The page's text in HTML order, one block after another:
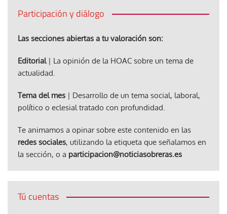
Participación y diálogo
Las secciones abiertas a tu valoración son:
Editorial| La opinión de la HOAC sobre un tema de
actualidad.
Tema del mes | Desarrollo de un tema social, laboral,
político o eclesial tratado con profundidad.
Te animamos a opinar sobre este contenido en las
redes sociales, utilizando la etiqueta que señalamos en
la sección, o a participacion@noticiasobreras.es
Tú cuentas